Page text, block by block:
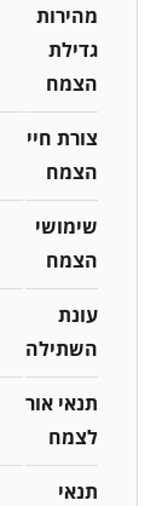
מהירות
גדילת
הצמח
צורת חיי
הצמח
שימושי
הצמח
עונת
השתילה
תנאי אור
לצמח
תנאי